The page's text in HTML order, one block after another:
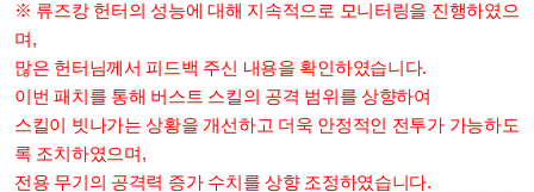
※ 류즈캉 헌터의 성능에 대해 지속적으로 모니터링을 진행하였으
며,
많은 헌터님께서 피드백 주신 내용을 확인하였습니다.
이번 패치를 통해 버스트 스킬의 공격 범위를 상향하여
스킬이 빗나가는 상황을 개선하고 더욱 안정적인 전투가 가능하도
록 조치하였으며,
전용 무기의 공격력 증가 수치를 상향 조정하였습니다.